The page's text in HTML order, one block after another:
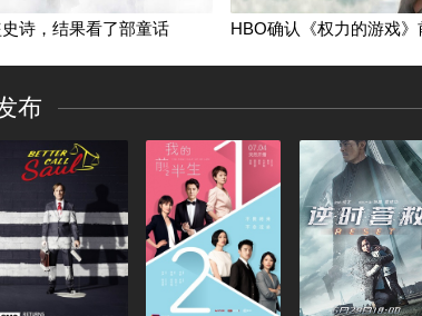
诗，结果看了部童话
秋季新剧前瞻：《海豹突击队》，这世界上最Man最帅的男人 周二收视速
获得六神祝福的完美
周二收视速递 火遍全球，续集
这是恶搞版的《星
精彩绝伦的对手戏
球，续集导演待定
布